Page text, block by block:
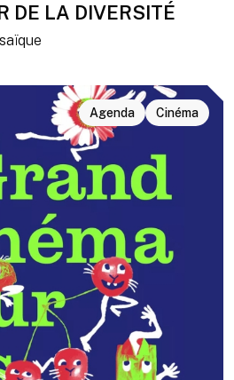
DE LA DIVERSITÉ
Agenda Cinéma